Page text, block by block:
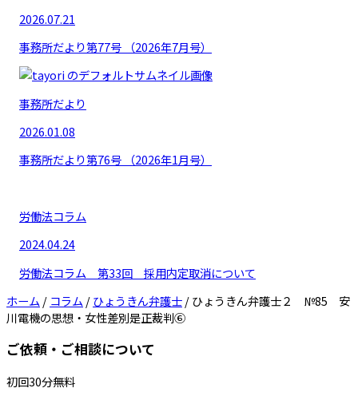
2026.07.21
事務所だより第77号 （2026年7月号）
事務所だより
2026.01.08
事務所だより第76号 （2026年1月号）
労働法コラム
2024.04.24
労働法コラム 第33回 採用内定取消について
ホーム / コラム /ひょうきん弁護士/ひょうきん弁護士２ №85 安
川電機の思想・女性差別是正裁判⑥
ご依頼・ご相談について
初回30分無料